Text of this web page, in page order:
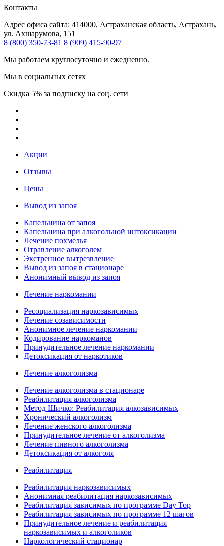
Контакты
Адрес офиса сайта: 414000, Астраханская область, Астрахань,
ул. Ахшарумова, 151
8 (800) 350-73-81 8 (909) 415-90-97
Мы работаем круглосуточно и ежедневно.
Мы в социальных сетях
Скидка 5% за подписку на соц. сети
Акции
Отзывы
Цены
Вывод из запоя
Капельница от запоя
Капельница при алкогольной интоксикации
Лечение похмелья
Отравление алкоголем
Экстренное вытрезвление
Вывод из запоя в стационаре
Анонимный вывод из запоя
Лечение наркомании
Ресоциализация наркозависимых
Лечение созависимости
Анонимное лечение наркомании
Кодирование наркоманов
Принудительное лечение наркомании
Детоксикация от наркотиков
Лечение алкоголизма
Лечение алкоголизма в стационаре
Реабилитация алкоголизма
Метод Шичко: Реабилитация алкозависимых
Хронический алкоголизм
Лечение женского алкоголизма
Принудительное лечение от алкоголизма
Лечение пивного алкоголизма
Детоксикация от алкоголя
Реабилитация
Реабилитация наркозависимых
Анонимная реабилитация наркозависимых
Реабилитация зависимых по программе Day Top
Реабилитация зависимых по программе 12 шагов
Принудительное лечение и реабилитация
наркозависимых и алкоголиков
Наркологический стационар